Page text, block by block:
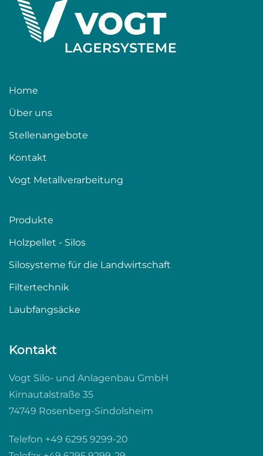
Home
Über uns
Stellenangebote
Kontakt
Vogt Metallverarbeitung
Produkte
Holzpellet - Silos
Silosysteme für die Landwirtschaft
Filtertechnik
Laubfangsäcke
Kontakt
Vogt Silo- und Anlagenbau GmbH
Kirnautalstraße 35
74749 Rosenberg-Sindolsheim
Telefon +49 6295 9299-20